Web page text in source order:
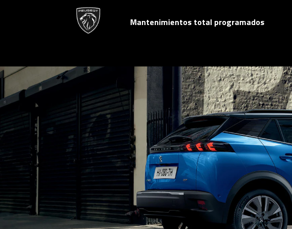
Mantenimientos total programados